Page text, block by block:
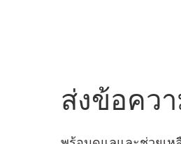
ส่งข้อควา